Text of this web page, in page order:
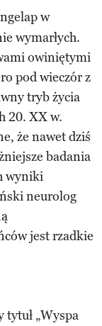
w
wymarłych.
owiniętymi
pod wieczór z
tryb życia
20. XX w.
że nawet dziś
badania
wyniki
neurolog
jest rzadkie
tytuł „Wyspa